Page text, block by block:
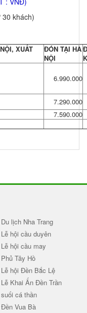
khách)
XUẤT
ĐÓN TẠI HÀ
NỘI
6.990.000
7.290.000
7.590.000
lịch Nha Trang
hội cầu duyên
hội cầu may
Tây Hồ
hội Đền Bắc Lệ
Khai Ấn Đền Trần
cá thần
Vua Bà